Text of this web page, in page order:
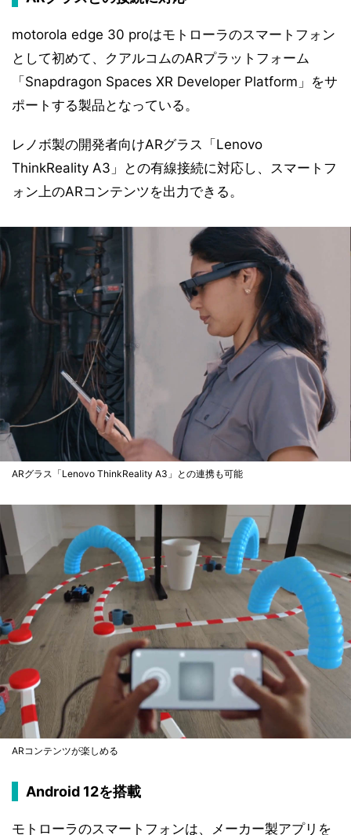
motorola edge 30 proはモトローラのスマートフォン
として初めて、クアルコムのARプラットフォーム
「Snapdragon Spaces XR Developer Platform」をサ
ポートする製品となっている。
レノボ製の開発者向けARグラス「Lenovo
ThinkReality A3」との有線接続に対応し、スマートフ
ォン上のARコンテンツを出力できる。
ARグラス「Lenovo ThinkReality A3」との連携も可能
ARコンテンツが楽しめる
Android 12を搭載
モトローラのスマートフォンは、メーカー製アプリを